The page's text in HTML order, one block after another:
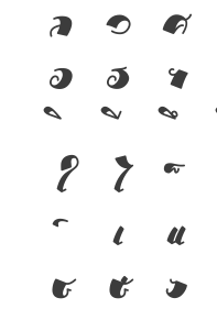
ล ว ศ
อ
ฮ ฯ
ใ
ไ
เ
แ
๔
๕ ๖